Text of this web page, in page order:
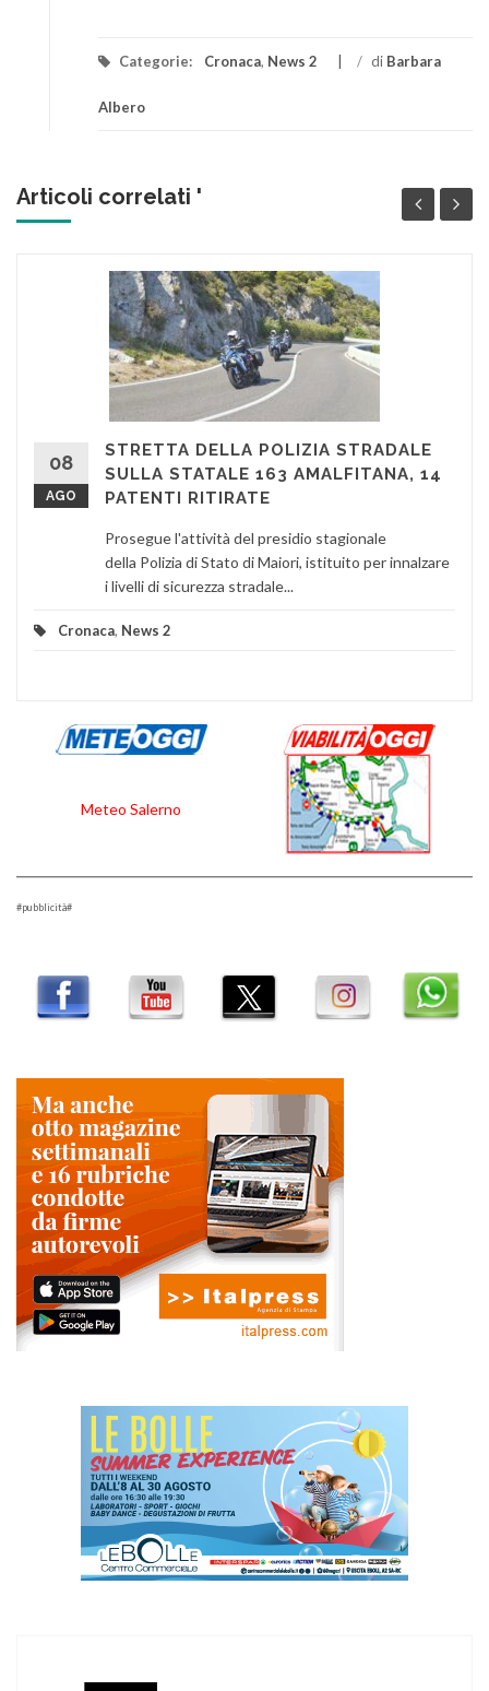
Categorie: Cronaca, News 2 / di Barbara
Albero
Articoli correlati '
08
AGO
STRETTA DELLA POLIZIA STRADALE
SULLA STATALE 163 AMALFITANA, 14
PATENTI RITIRATE
Prosegue l'attività del presidio stagionale
della Polizia di Stato di Maiori, istituito per innalzare
i livelli di sicurezza stradale...
Cronaca, News 2
Meteo Salerno
#pubblicità#